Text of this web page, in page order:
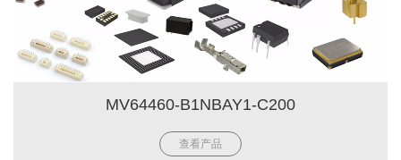
MV64460-B1NBAY1-C200
查看产品